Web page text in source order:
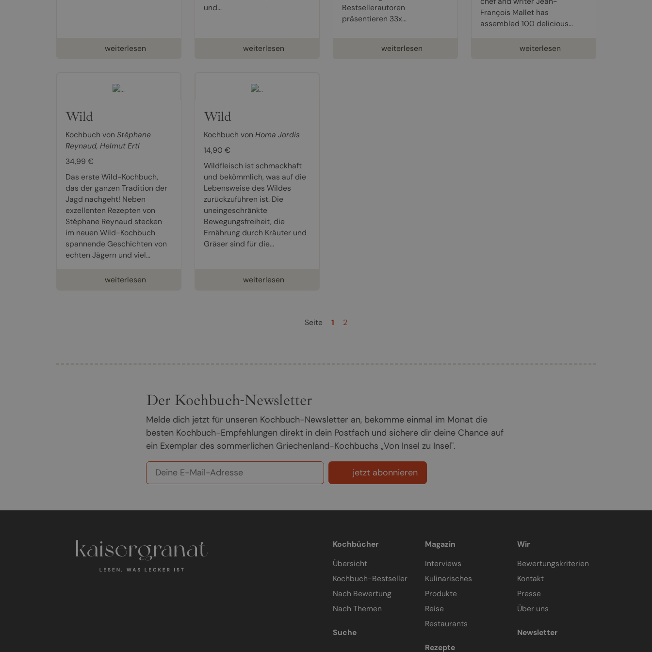
weiterlesen
und...
weiterlesen
Bestsellerautoren
präsentieren 33x...
weiterlesen
François Mallet has
assembled 100 delicious...
weiterlesen
Wild
Kochbuch von Stéphane
Reynaud, Helmut Ertl
34,99 €
Das erste Wild-Kochbuch,
das der ganzen Tradition der
Jagd nachgeht! Neben
exzellenten Rezepten von
Stéphane Reynaud stecken
im neuen Wild-Kochbuch
spannende Geschichten von
echten Jägern und viel...
weiterlesen
Wild
Kochbuch von Homa Jordis
14,90 €
Wildfleisch ist schmackhaft
und bekömmlich, was auf die
Lebensweise des Wildes
zurückzuführen ist. Die
uneingeschränkte
Bewegungsfreiheit, die
Ernährung durch Kräuter und
Gräser sind für die...
weiterlesen
Seite 1 2
Der Kochbuch-Newsletter
Melde dich jetzt für unseren Kochbuch-Newsletter an, bekomme einmal im Monat die
besten Kochbuch-Empfehlungen direkt in dein Postfach und sichere dir deine Chance auf
ein Exemplar des sommerlichen Griechenland-Kochbuchs „Von Insel zu Insel".
jetzt abonnieren
Kochbücher
Übersicht
Kochbuch-Bestseller
Nach Bewertung
Nach Themen
Suche
Magazin
Interviews
Kulinarisches
Produkte
Reise
Restaurants
Rezepte
Wir
Bewertungskriterien
Kontakt
Presse
Über uns
Newsletter